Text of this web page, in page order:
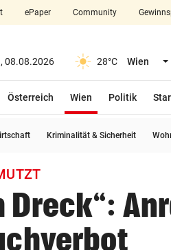
closeSchließen
arrow_right
ePaper Community
aufklappen
08.08.2026 28°C Wien
Österreich Wien
Politik
Kriminalität & Sicherheit
Dreck“: